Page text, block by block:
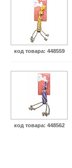
код товара: 448559
код товара: 448562